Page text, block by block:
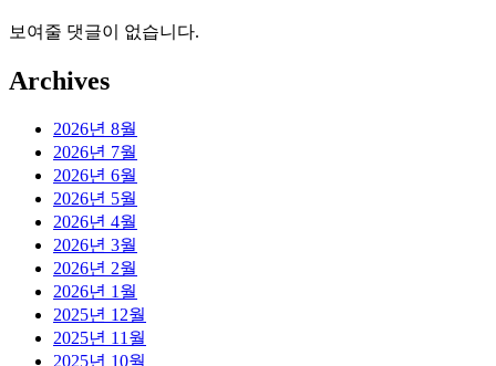
보여줄 댓글이 없습니다.
Archives
2026년 8월
2026년 7월
2026년 6월
2026년 5월
2026년 4월
2026년 3월
2026년 2월
2026년 1월
2025년 12월
2025년 11월
2025년 10월